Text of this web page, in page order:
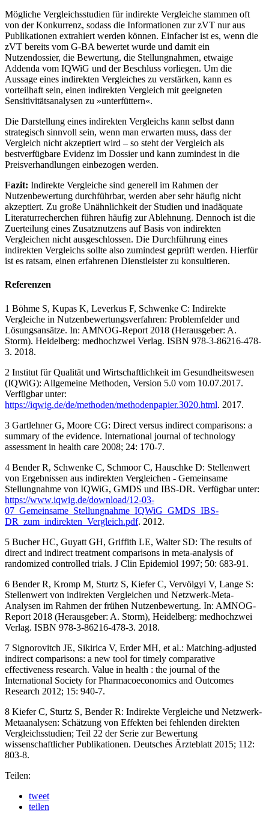
Mögliche Vergleichsstudien für indirekte Vergleiche stammen oft
von der Konkurrenz, sodass die Informationen zur zVT nur aus
Publikationen extrahiert werden können. Einfacher ist es, wenn die
zVT bereits vom G-BA bewertet wurde und damit ein
Nutzendossier, die Bewertung, die Stellungnahmen, etwaige
Addenda vom IQWiG und der Beschluss vorliegen. Um die
Aussage eines indirekten Vergleiches zu verstärken, kann es
vorteilhaft sein, einen indirekten Vergleich mit geeigneten
Sensitivitätsanalysen zu »unterfüttern«.
Die Darstellung eines indirekten Vergleichs kann selbst dann
strategisch sinnvoll sein, wenn man erwarten muss, dass der
Vergleich nicht akzeptiert wird – so steht der Vergleich als
bestverfügbare Evidenz im Dossier und kann zumindest in die
Preisverhandlungen einbezogen werden.
Fazit: Indirekte Vergleiche sind generell im Rahmen der
Nutzenbewertung durchführbar, werden aber sehr häufig nicht
akzeptiert. Zu große Unähnlichkeit der Studien und inadäquate
Literaturrecherchen führen häufig zur Ablehnung. Dennoch ist die
Zuerteilung eines Zusatznutzens auf Basis von indirekten
Vergleichen nicht ausgeschlossen. Die Durchführung eines
indirekten Vergleichs sollte also zumindest geprüft werden. Hierfür
ist es ratsam, einen erfahrenen Dienstleister zu konsultieren.
Referenzen
1 Böhme S, Kupas K, Leverkus F, Schwenke C: Indirekte
Vergleiche in Nutzenbewertungsverfahren: Problemfelder und
Lösungsansätze. In: AMNOG-Report 2018 (Herausgeber: A.
Storm). Heidelberg: medhochzwei Verlag. ISBN 978-3-86216-478-
3. 2018.
2 Institut für Qualität und Wirtschaftlichkeit im Gesundheitswesen
(IQWiG): Allgemeine Methoden, Version 5.0 vom 10.07.2017.
Verfügbar unter:
https://iqwig.de/de/methoden/methodenpapier.3020.html. 2017.
3 Gartlehner G, Moore CG: Direct versus indirect comparisons: a
summary of the evidence. International journal of technology
assessment in health care 2008; 24: 170-7.
4 Bender R, Schwenke C, Schmoor C, Hauschke D: Stellenwert
von Ergebnissen aus indirekten Vergleichen - Gemeinsame
Stellungnahme von IQWiG, GMDS und IBS-DR. Verfügbar unter:
https://www.iqwig.de/download/12-03-
07_Gemeinsame_Stellungnahme_IQWiG_GMDS_IBS-
DR_zum_indirekten_Vergleich.pdf. 2012.
5 Bucher HC, Guyatt GH, Griffith LE, Walter SD: The results of
direct and indirect treatment comparisons in meta-analysis of
randomized controlled trials. J Clin Epidemiol 1997; 50: 683-91.
6 Bender R, Kromp M, Sturtz S, Kiefer C, Vervölgyi V, Lange S:
Stellenwert von indirekten Vergleichen und Netzwerk-Meta-
Analysen im Rahmen der frühen Nutzenbewertung. In: AMNOG-
Report 2018 (Herausgeber: A. Storm), Heidelberg: medhochzwei
Verlag. ISBN 978-3-86216-478-3. 2018.
7 Signorovitch JE, Sikirica V, Erder MH, et al.: Matching-adjusted
indirect comparisons: a new tool for timely comparative
effectiveness research. Value in health : the journal of the
International Society for Pharmacoeconomics and Outcomes
Research 2012; 15: 940-7.
8 Kiefer C, Sturtz S, Bender R: Indirekte Vergleiche und Netzwerk-
Metaanalysen: Schätzung von Effekten bei fehlenden direkten
Vergleichsstudien; Teil 22 der Serie zur Bewertung
wissenschaftlicher Publikationen. Deutsches Ärzteblatt 2015; 112:
803-8.
Teilen:
tweet
teilen